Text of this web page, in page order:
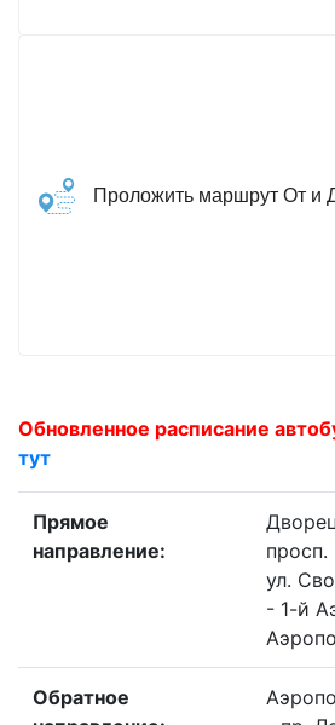
Проложить маршрут От и
Обновленное расписание
тут
Прямое
направление:
ул.
- 1-й
Обратное